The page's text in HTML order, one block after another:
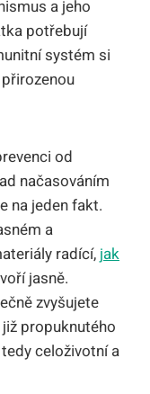
a jeho
potřebují
systém si
od
načasováním
na jeden fakt.
a
radící, jak
jasně.
zvyšujete
propuknutého
celoživotní a